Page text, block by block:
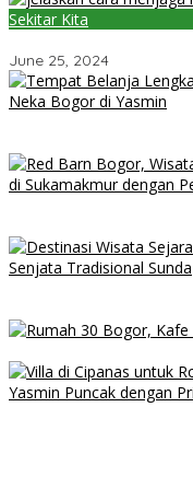
Sekitar Kita
June 25, 2024